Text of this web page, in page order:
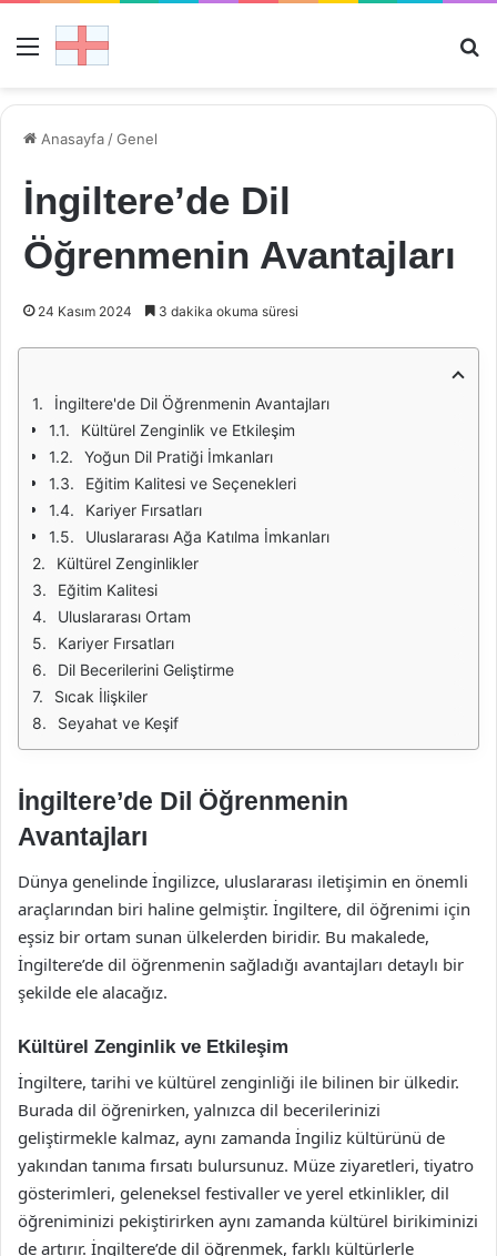
Menü
Anasayfa /Genel
İngiltere’de Dil
Öğrenmenin Avantajları
24 Kasım 2024 3 dakika okuma süresi
İngiltere'de Dil Öğrenmenin Avantajları
Kültürel Zenginlik ve Etkileşim
Yoğun Dil Pratiği İmkanları
Eğitim Kalitesi ve Seçenekleri
Kariyer Fırsatları
Uluslararası Ağa Katılma İmkanları
Kültürel Zenginlikler
Eğitim Kalitesi
Uluslararası Ortam
Kariyer Fırsatları
Dil Becerilerini Geliştirme
Sıcak İlişkiler
Seyahat ve Keşif
İngiltere’de Dil Öğrenmenin
Avantajları
Dünya genelinde İngilizce, uluslararası iletişimin en önemli
araçlarından biri haline gelmiştir. İngiltere, dil öğrenimi için
eşsiz bir ortam sunan ülkelerden biridir. Bu makalede,
İngiltere’de dil öğrenmenin sağladığı avantajları detaylı bir
şekilde ele alacağız.
Kültürel Zenginlik ve Etkileşim
İngiltere, tarihi ve kültürel zenginliği ile bilinen bir ülkedir.
Burada dil öğrenirken, yalnızca dil becerilerinizi
geliştirmekle kalmaz, aynı zamanda İngiliz kültürünü de
yakından tanıma fırsatı bulursunuz. Müze ziyaretleri, tiyatro
gösterimleri, geleneksel festivaller ve yerel etkinlikler, dil
öğreniminizi pekiştirirken aynı zamanda kültürel birikiminizi
de artırır. İngiltere’de dil öğrenmek, farklı kültürlerle